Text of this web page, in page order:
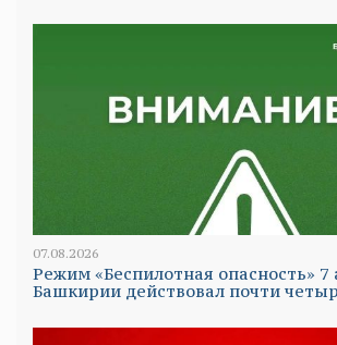
07.08.2026
Режим «Беспилотная опасность» 7
Башкирии действовал почти